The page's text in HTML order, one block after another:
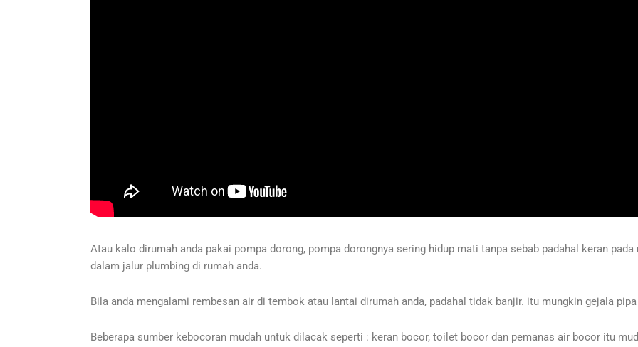
Atau kalo dirumah anda pakai pompa dorong, pompa dorongnya sering hidup mati tanpa sebab padahal keran
dalam jalur plumbing di rumah anda.
Bila anda mengalami rembesan air di tembok atau lantai dirumah anda, padahal tidak banjir. itu mungkin gejala
Beberapa sumber kebocoran mudah untuk dilacak seperti : keran bocor, toilet bocor dan pemanas air bocor itu